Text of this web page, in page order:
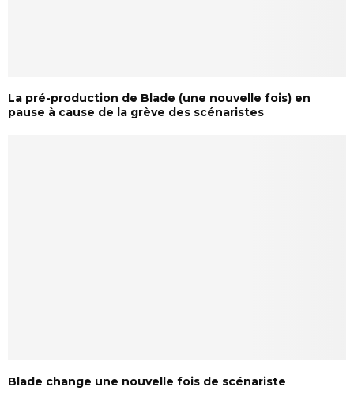
La pré-production de Blade (une nouvelle fois) en
pause à cause de la grève des scénaristes
Blade change une nouvelle fois de scénariste